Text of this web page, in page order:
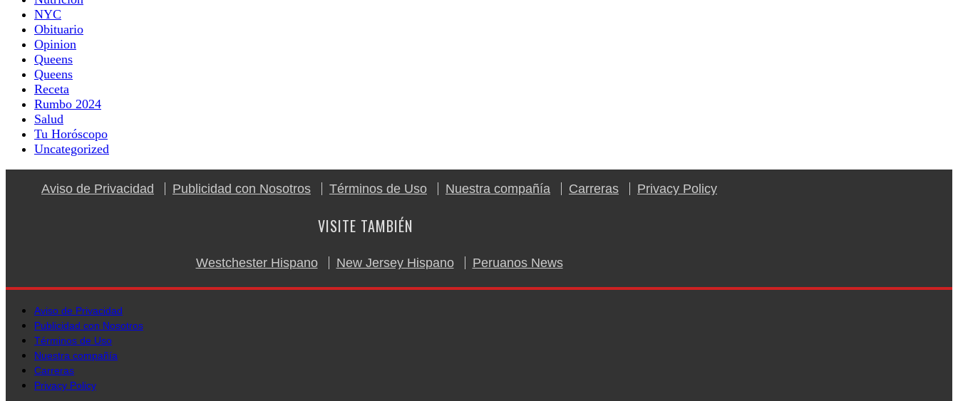
NYC
Obituario
Opinion
Queens
Queens
Receta
Rumbo 2024
Salud
Tu Horóscopo
Uncategorized
Aviso de Privacidad Publicidad con Nosotros Términos de Uso Nuestra compañía Carreras Privacy Policy
VISITE TAMBIÉN
Westchester Hispano New Jersey Hispano Peruanos News
Aviso de Privacidad
Publicidad con Nosotros
Términos de Uso
Nuestra compañía
Carreras
Privacy Policy